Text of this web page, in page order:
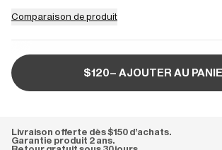
Comparaison de produit
$120– AJOUTER AU
Livraison offerte dès $150 d'achats.
Garantie produit 2 ans.